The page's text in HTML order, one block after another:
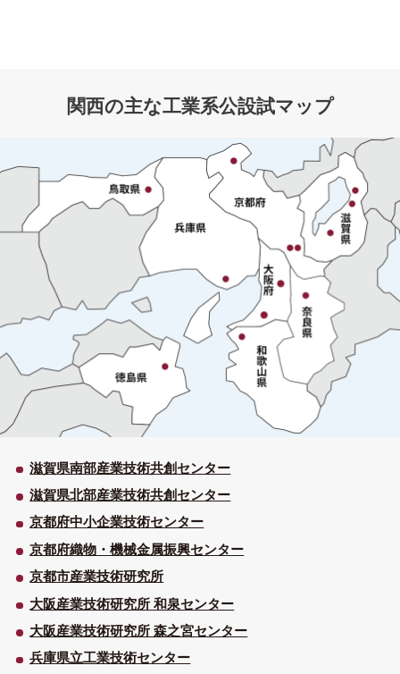
関西の主な工業系公設試マップ
滋賀県南部産業技術共創センター
滋賀県北部産業技術共創センター
京都府中小企業技術センター
京都府織物・機械金属振興センター
京都市産業技術研究所
大阪産業技術研究所 和泉センター
大阪産業技術研究所 森之宮センター
兵庫県立工業技術センター